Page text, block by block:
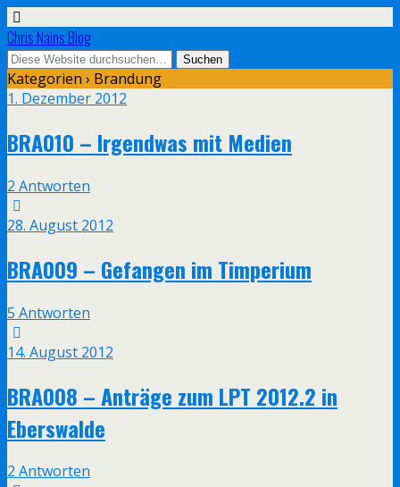
Chris Nains Blog
Kategorien › Brandung
1. Dezember 2012
BRA010 – Irgendwas mit Medien
2 Antworten
28. August 2012
BRA009 – Gefangen im Timperium
5 Antworten
14. August 2012
BRA008 – Anträge zum LPT 2012.2 in
Eberswalde
2 Antworten